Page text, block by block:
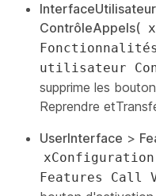
InterfaceUtilisateur
ContrôleAppels(
utilisateur
supprime les
Reprendre et
UserInterface >
Features Call